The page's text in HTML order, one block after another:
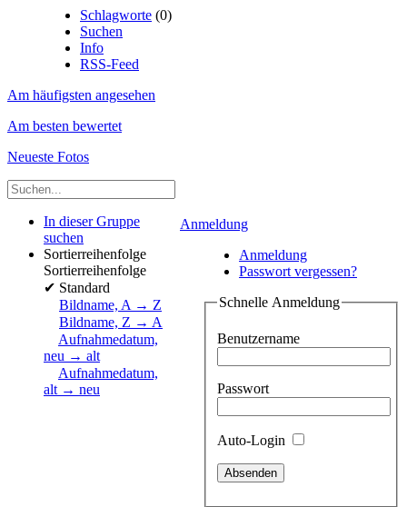
Schlagworte (0)
Suchen
Info
RSS-Feed
Am häufigsten angesehen
Am besten bewertet
Neueste Fotos
Anmeldung
Anmeldung
Passwort vergessen?
Schnelle Anmeldung
Benutzername
Passwort
Auto-Login
In dieser Gruppe
suchen
Sortierreihenfolge
Sortierreihenfolge
✔ Standard
Bildname, A → Z
Bildname, Z → A
Aufnahmedatum,
neu → alt
Aufnahmedatum,
alt → neu